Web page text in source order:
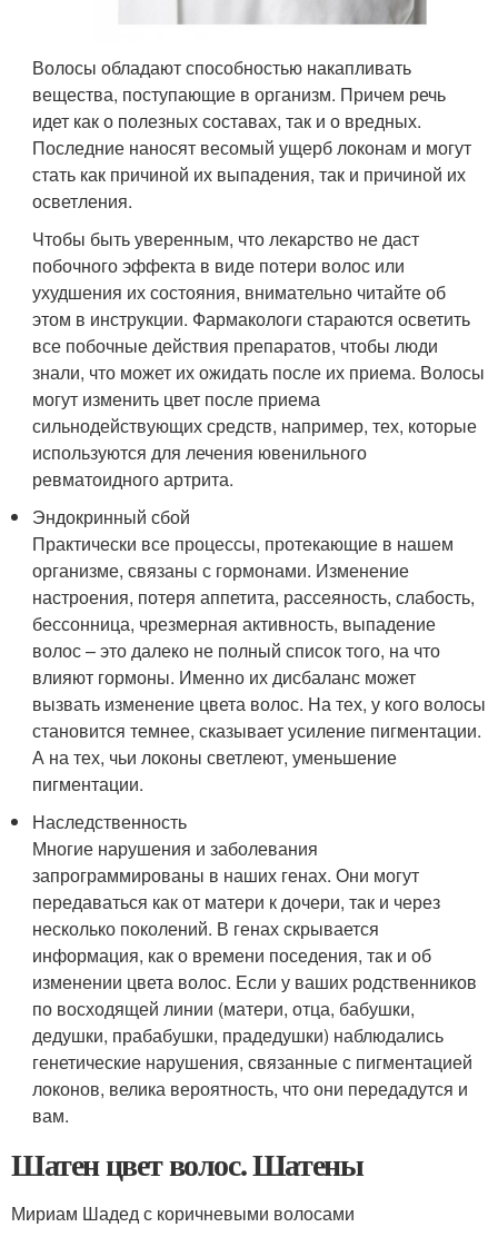
Волосы обладают способностью накапливать
вещества, поступающие в организм. Причем речь
идет как о полезных составах, так и о вредных.
Последние наносят весомый ущерб локонам и могут
стать как причиной их выпадения, так и причиной их
осветления.
Чтобы быть уверенным, что лекарство не даст
побочного эффекта в виде потери волос или
ухудшения их состояния, внимательно читайте об
этом в инструкции. Фармакологи стараются осветить
все побочные действия препаратов, чтобы люди
знали, что может их ожидать после их приема. Волосы
могут изменить цвет после приема
сильнодействующих средств, например, тех, которые
используются для лечения ювенильного
ревматоидного артрита.
Эндокринный сбой
Практически все процессы, протекающие в нашем
организме, связаны с гормонами. Изменение
настроения, потеря аппетита, рассеяность, слабость,
бессонница, чрезмерная активность, выпадение
волос – это далеко не полный список того, на что
влияют гормоны. Именно их дисбаланс может
вызвать изменение цвета волос. На тех, у кого волосы
становится темнее, сказывает усиление пигментации.
А на тех, чьи локоны светлеют, уменьшение
пигментации.
Наследственность
Многие нарушения и заболевания
запрограммированы в наших генах. Они могут
передаваться как от матери к дочери, так и через
несколько поколений. В генах скрывается
информация, как о времени поседения, так и об
изменении цвета волос. Если у ваших родственников
по восходящей линии (матери, отца, бабушки,
дедушки, прабабушки, прадедушки) наблюдались
генетические нарушения, связанные с пигментацией
локонов, велика вероятность, что они передадутся и
вам.
Шатен цвет волос. Шатены
Мириам Шадед с коричневыми волосами